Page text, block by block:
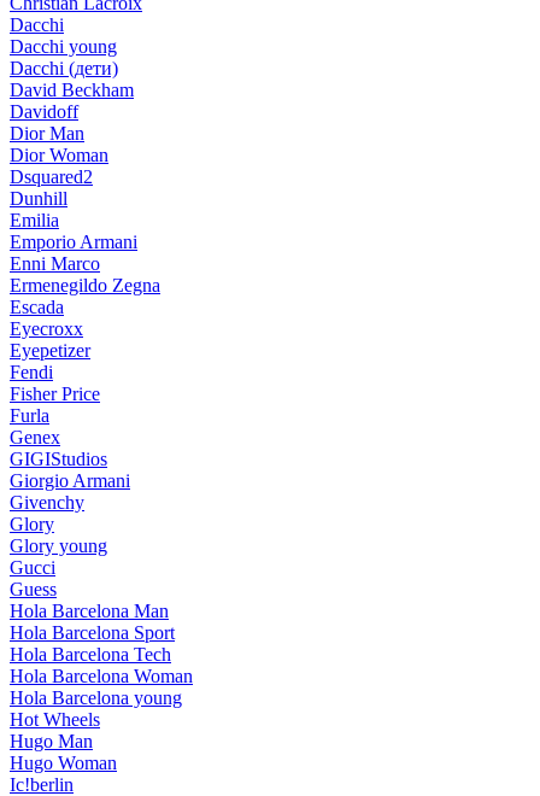
Dacchi
Dacchi young
Dacchi (дети)
David Beckham
Davidoff
Dior Man
Dior Woman
Dsquared2
Dunhill
Emilia
Emporio Armani
Enni Marco
Ermenegildo Zegna
Escada
Eyecroxx
Eyepetizer
Fendi
Fisher Price
Furla
Genex
GIGIStudios
Giorgio Armani
Givenchy
Glory
Glory young
Gucci
Guess
Hola Barcelona Man
Hola Barcelona Sport
Hola Barcelona Tech
Hola Barcelona Woman
Hola Barcelona young
Hot Wheels
Hugo Man
Hugo Woman
Ic!berlin